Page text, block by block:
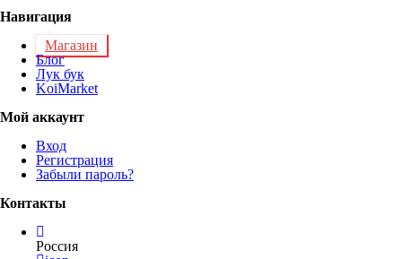
Навигация
Магазин
Блог
Лук бук
KoiMarket
Мой аккаунт
Вход
Регистрация
Забыли пароль?
Контакты
Россия